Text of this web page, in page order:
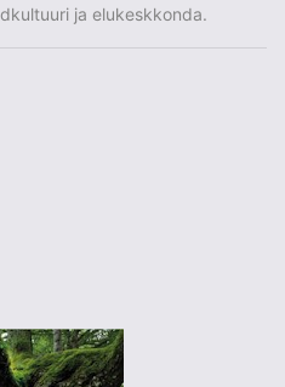
ja elukeskkonda.